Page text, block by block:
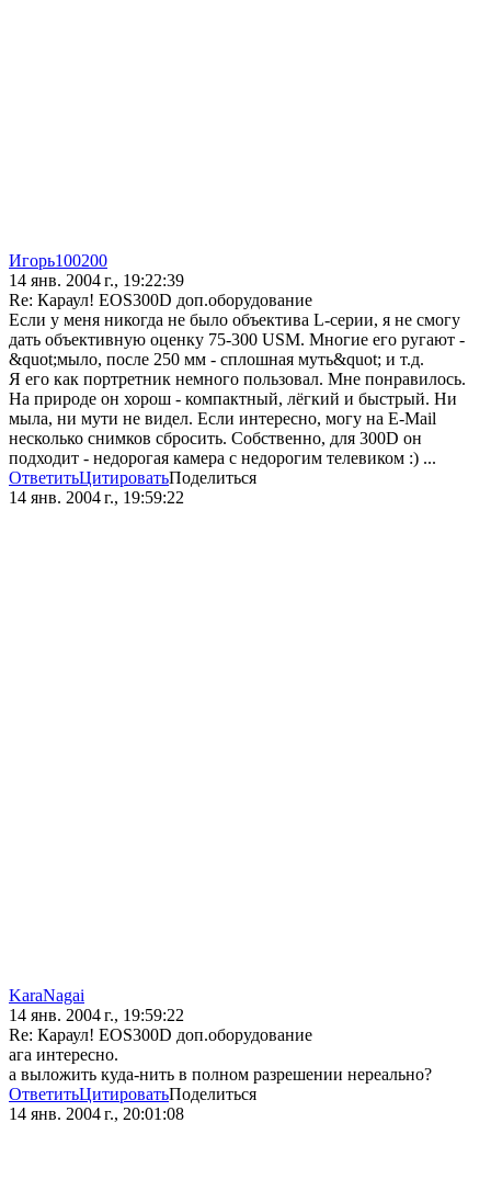
Игорь100200
14 янв. 2004 г., 19:22:39
Re: Караул! EOS300D доп.оборудование
Если у меня никогда не было объектива L-серии, я не смогу
дать объективную оценку 75-300 USM. Многие его ругают -
&quot;мыло, после 250 мм - сплошная муть&quot; и т.д.
Я его как портретник немного пользовал. Мне понравилось.
На природе он хорош - компактный, лёгкий и быстрый. Ни
мыла, ни мути не видел. Если интересно, могу на E-Mail
несколько снимков сбросить. Собственно, для 300D он
подходит - недорогая камера с недорогим телевиком :) ...
ОтветитьЦитироватьПоделиться
14 янв. 2004 г., 19:59:22
KaraNagai
14 янв. 2004 г., 19:59:22
Re: Караул! EOS300D доп.оборудование
ага интересно.
а выложить куда-нить в полном разрешении нереально?
ОтветитьЦитироватьПоделиться
14 янв. 2004 г., 20:01:08